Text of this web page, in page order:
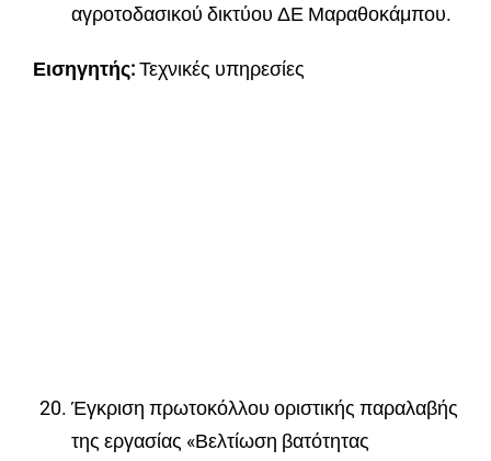
αγροτοδασικού δικτύου ΔΕ Μαραθοκάμπου.
Εισηγητής:Τεχνικές υπηρεσίες
Έγκριση πρωτοκόλλου οριστικής παραλαβής
της εργασίας «Βελτίωση βατότητας